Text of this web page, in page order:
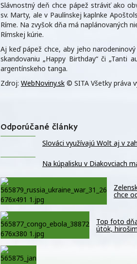
Slávnostný deň chce pápež stráviť ako
sv. Marty, ale v Paulínskej kaplnke
Ríme. Na zvyšok dňa má naplánovaných
Rímskej kúrie.
Aj keď pápež chce, aby jeho
skandovaniu „Happy Birthday“ či „Tanti
argentínskeho tanga.
Zdroj: WebNoviny.sk © SITA Všetky práva
Odporúčané články
Slováci využívajú Wolt aj v
Na kúpalisku v Diakovciach
chce
Top foto
útok,